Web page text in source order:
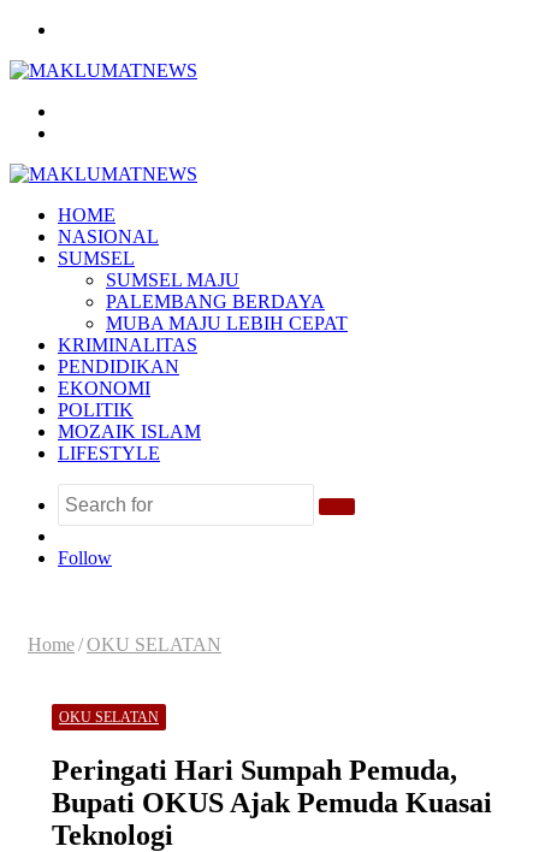
HOME
NASIONAL
SUMSEL
SUMSEL MAJU
PALEMBANG BERDAYA
MUBA MAJU LEBIH CEPAT
KRIMINALITAS
PENDIDIKAN
EKONOMI
POLITIK
MOZAIK ISLAM
LIFESTYLE
Search
Article
Follow
Home/OKU SELATAN
OKU SELATAN
Peringati Hari Sumpah Pemuda,
Bupati OKUS Ajak Pemuda Kuasai
Teknologi